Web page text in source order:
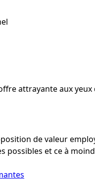
attrayante aux yeux
de valeur
et ce à